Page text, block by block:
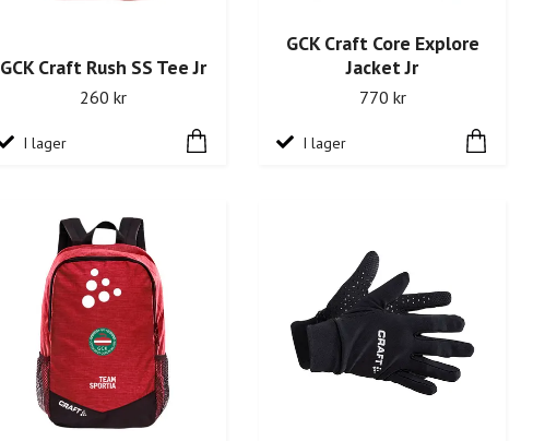
GCK Craft Rush SS Tee Jr
260 kr
I lager
GCK Craft Core Explore
Jacket Jr
770 kr
I lager